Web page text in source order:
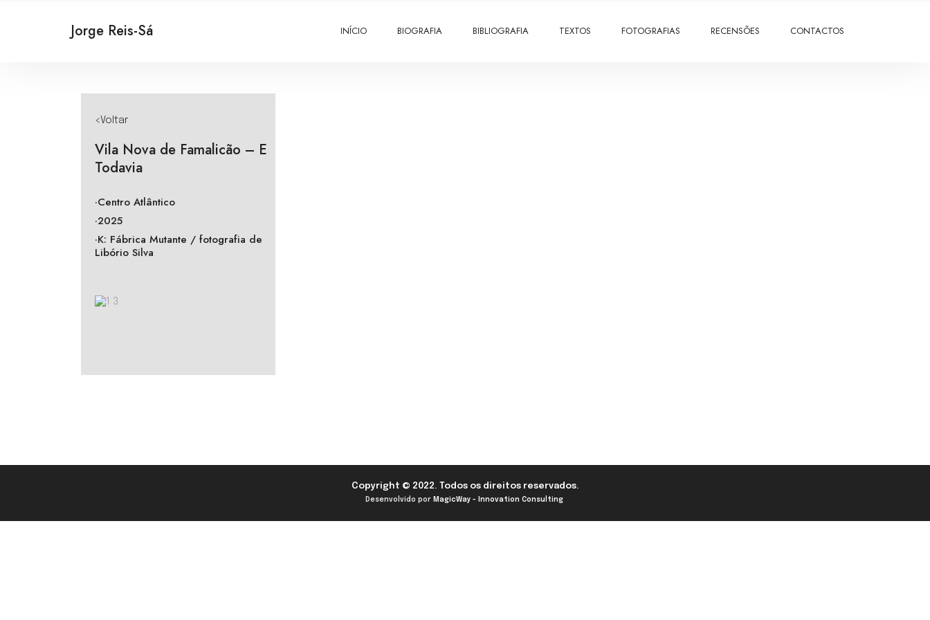
Jorge Reis-Sá INÍCIO BIOGRAFIA BIBLIOGRAFIA TEXTOS FOTOGRAFIAS RECENSÕES CONTACTOS
<Voltar
Vila Nova de Famalicão – E
Todavia
·Centro Atlântico
·2025
·K: Fábrica Mutante / fotografia de
Libório Silva
Copyright © 2022. Todos os direitos reservados.
Desenvolvido por MagicWay - Innovation Consulting